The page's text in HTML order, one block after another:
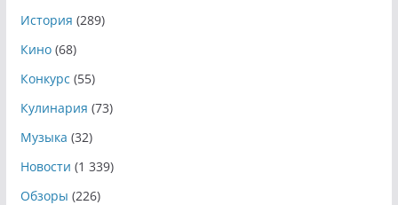
История (289)
Кино(68)
Конкурс (55)
Кулинария (73)
Музыка (32)
Новости (1 339)
Обзоры (226)